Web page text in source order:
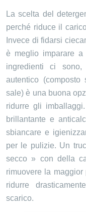
La scelta del
perché riduce il
Invece di fidarsi
è meglio imparare a
ingredienti ci
autentico
sale) è una buona
ridurre gli
brillantante e
sbiancare e
per le pulizie. Un
secco » con della
rimuovere la
ridurre
scarico.